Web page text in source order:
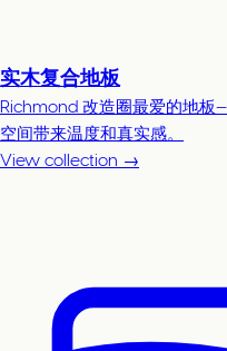
实木复合地板
Richmond 改造圈最爱的地板
空间带来温度和真实感。
View collection →